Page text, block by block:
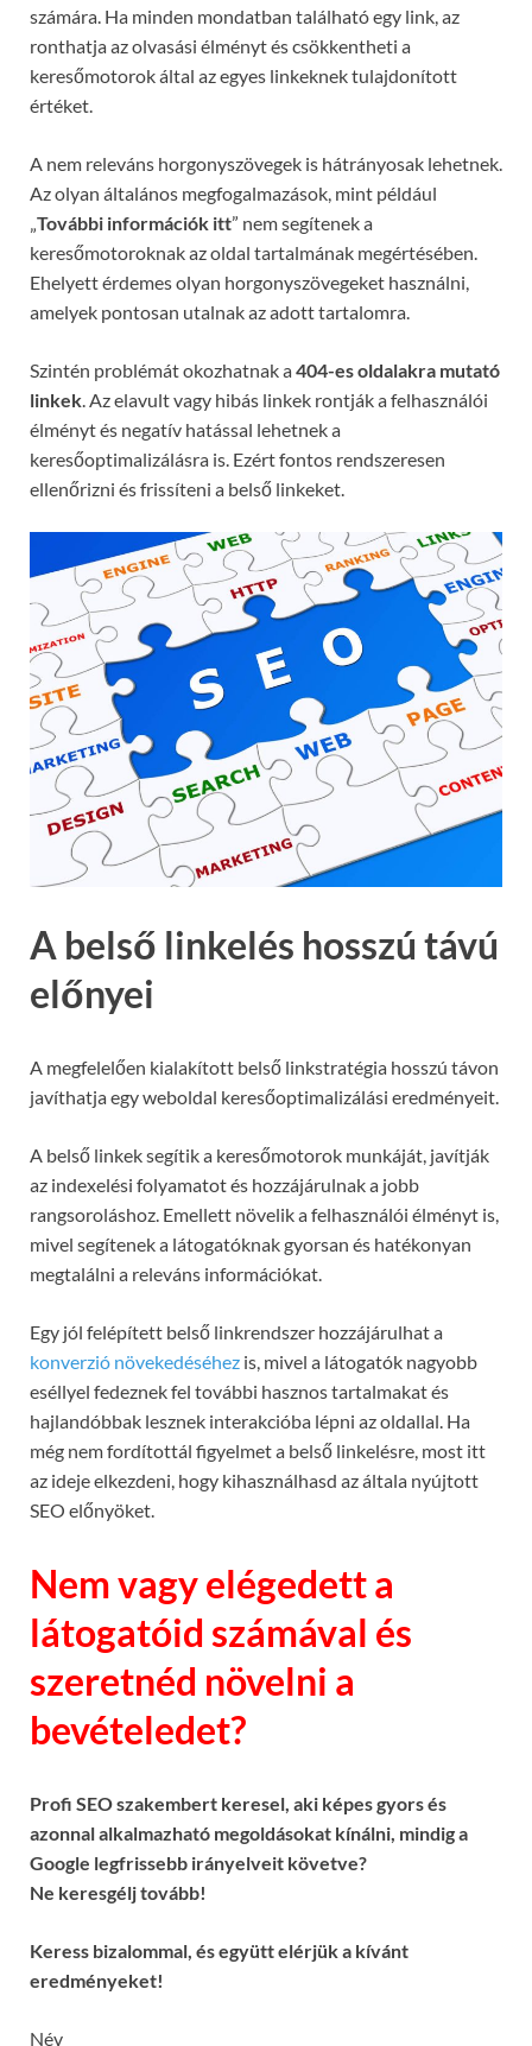
számára. Ha minden mondatban található egy link, az
ronthatja az olvasási élményt és csökkentheti a
keresőmotorok által az egyes linkeknek tulajdonított
értéket.
A nem releváns horgonyszövegek is hátrányosak lehetnek.
Az olyan általános megfogalmazások, mint például
„További információk itt” nem segítenek a
keresőmotoroknak az oldal tartalmának megértésében.
Ehelyett érdemes olyan horgonyszövegeket használni,
amelyek pontosan utalnak az adott tartalomra.
Szintén problémát okozhatnak a404-es oldalakra mutató
linkek. Az elavult vagy hibás linkek rontják a felhasználói
élményt és negatív hatással lehetnek a
keresőoptimalizálásra is. Ezért fontos rendszeresen
ellenőrizni és frissíteni a belső linkeket.
A belső linkelés hosszú távú
előnyei
A megfelelően kialakított belső linkstratégia hosszú távon
javíthatja egy weboldal keresőoptimalizálási eredményeit.
A belső linkek segítik a keresőmotorok munkáját, javítják
az indexelési folyamatot és hozzájárulnak a jobb
rangsoroláshoz. Emellett növelik a felhasználói élményt is,
mivel segítenek a látogatóknak gyorsan és hatékonyan
megtalálni a releváns információkat.
Egy jól felépített belső linkrendszer hozzájárulhat a
konverzió növekedéséhez is, mivel a látogatók nagyobb
eséllyel fedeznek fel további hasznos tartalmakat és
hajlandóbbak lesznek interakcióba lépni az oldallal. Ha
még nem fordítottál figyelmet a belső linkelésre, most itt
az ideje elkezdeni, hogy kihasználhasd az általa nyújtott
SEO előnyöket.
Nem vagy elégedett a
látogatóid számával és
szeretnéd növelni a
bevételedet?
Profi SEO szakembert keresel, aki képes gyors és
azonnal alkalmazható megoldásokat kínálni, mindig a
Google legfrissebb irányelveit követve?
Ne keresgélj tovább!
Keress bizalommal, és együtt elérjük a kívánt
eredményeket!
Név